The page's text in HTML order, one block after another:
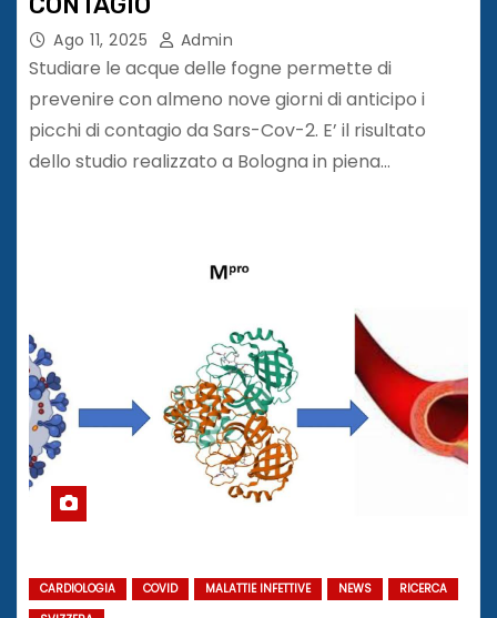
Ago 11, 2025 Admin
Studiare le acque delle fogne permette di
prevenire con almeno nove giorni di anticipo i
picchi di contagio da Sars-Cov-2. E’ il risultato
dello studio realizzato a Bologna in piena…
CARDIOLOGIA COVID MALATTIE INFETTIVE NEWS
RICERCA